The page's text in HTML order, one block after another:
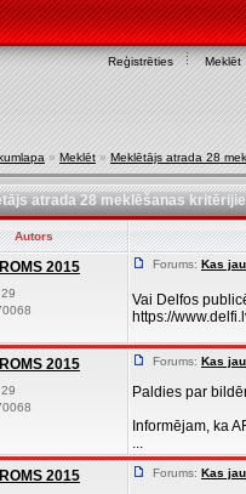
Reģistrēties Meklēt
» Meklēt » Meklētājs atrada 28
atrada 28 meklēšanas
Autors
2015 Forums: Kas
Vai Delfos
https://
2015 Forums: Kas
Paldies par
Informējam, ka
...
2015
Forums: Kas